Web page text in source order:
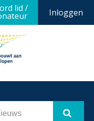
Inloggen
lid /